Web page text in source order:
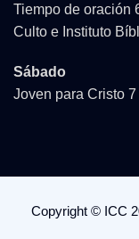
Tiempo de oración
Culto e Instituto
Sábado
Joven para Cristo 7
Copyright © ICC